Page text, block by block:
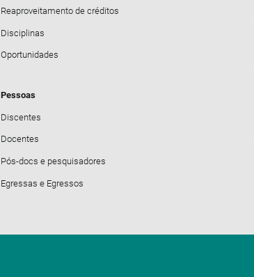
Reaproveitamento de créditos
Disciplinas
Oportunidades
Pessoas
Discentes
Docentes
Pós-docs e pesquisadores
Egressas e Egressos